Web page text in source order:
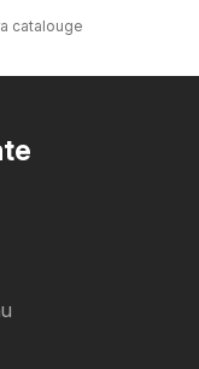
catalouge